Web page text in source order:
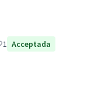
1 Acceptada